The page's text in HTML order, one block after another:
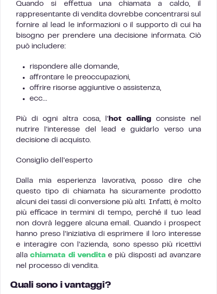
Quando si effettua una chiamata a caldo, il
rappresentante di vendita dovrebbe concentrarsi sul
fornire al lead le informazioni o il supporto di cui ha
bisogno per prendere una decisione informata. Ciò
può includere:
rispondere alle domande,
affrontare le preoccupazioni,
offrire risorse aggiuntive o assistenza,
ecc…
Più di ogni altra cosa, l’ hot calling consiste nel
nutrire l’interesse del lead e guidarlo verso una
decisione di acquisto.
Consiglio dell’esperto
Dalla mia esperienza lavorativa, posso dire che
questo tipo di chiamata ha sicuramente prodotto
alcuni dei tassi di conversione più alti. Infatti, è molto
più efficace in termini di tempo, perché il tuo lead
non dovrà leggere alcuna email. Quando i prospect
hanno preso l’iniziativa di esprimere il loro interesse
e interagire con l’azienda, sono spesso più ricettivi
allachiamata di venditae più disposti ad avanzare
nel processo di vendita.
Quali sono i vantaggi?